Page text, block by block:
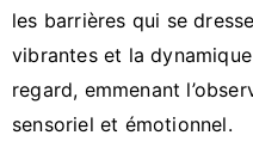
les barrières qui se
vibrantes et la
regard, emmenant
sensoriel et émotionnel.